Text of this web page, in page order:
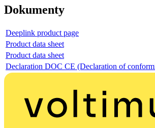
Dokumenty
Deeplink product page
Product data sheet
Product data sheet
Declaration DOC CE (Declaration of